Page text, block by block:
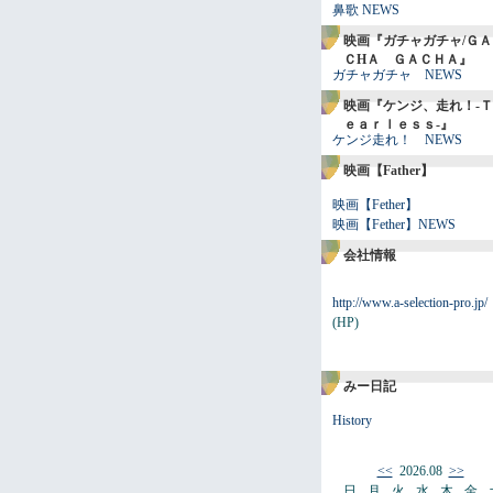
鼻歌 NEWS
映画『ガチャガチャ/ＧＡ
ＣHＡ ＧＡＣＨＡ』
ガチャガチャ NEWS
映画『ケンジ、走れ！-Ｔ
ｅａｒｌｅｓｓ-』
ケンジ走れ！ NEWS
映画【Father】
映画【Fether】
映画【Fether】NEWS
会社情報
http://www.a-selection-pro.jp/
(HP)
みー日記
History
<<2026.08 >>